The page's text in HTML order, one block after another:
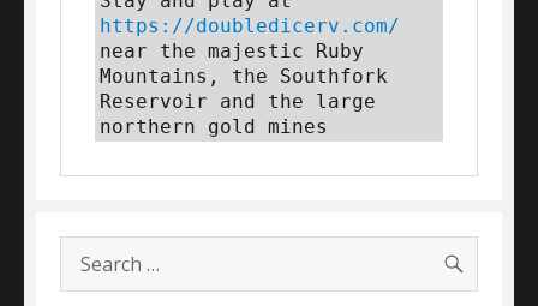
https://doubledicerv.com/
near the majestic Ruby
Mountains, the Southfork
Reservoir and the large
northern gold mines
Search
for: